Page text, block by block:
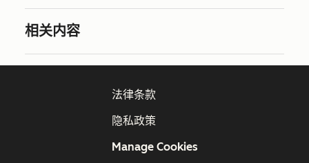
相关内容
法律条款
隐私政策
Manage Cookies